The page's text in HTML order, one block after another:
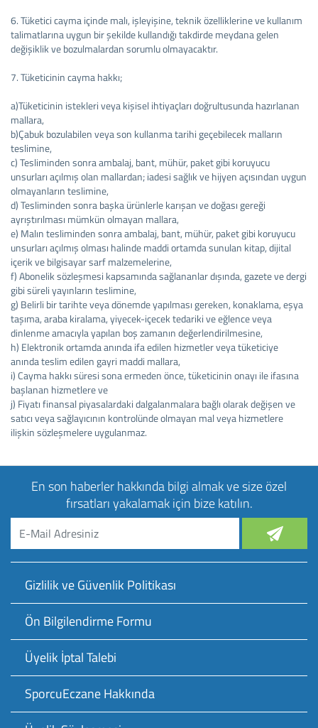
6. Tüketici cayma içinde malı, işleyişine, teknik özelliklerine ve kullanım
talimatlarına uygun bir şekilde kullandığı takdirde meydana gelen
değişiklik ve bozulmalardan sorumlu olmayacaktır.
7. Tüketicinin cayma hakkı;
a)Tüketicinin istekleri veya kişisel ihtiyaçları doğrultusunda hazırlanan
mallara,
b)Çabuk bozulabilen veya son kullanma tarihi geçebilecek malların
teslimine,
c) Tesliminden sonra ambalaj, bant, mühür, paket gibi koruyucu
unsurları açılmış olan mallardan; iadesi sağlık ve hijyen açısından uygun
olmayanların teslimine,
d) Tesliminden sonra başka ürünlerle karışan ve doğası gereği
ayrıştırılması mümkün olmayan mallara,
e) Malın tesliminden sonra ambalaj, bant, mühür, paket gibi koruyucu
unsurları açılmış olması halinde maddi ortamda sunulan kitap, dijital
içerik ve bilgisayar sarf malzemelerine,
f) Abonelik sözleşmesi kapsamında sağlananlar dışında, gazete ve dergi
gibi süreli yayınların teslimine,
g) Belirli bir tarihte veya dönemde yapılması gereken, konaklama, eşya
taşıma, araba kiralama, yiyecek-içecek tedariki ve eğlence veya
dinlenme amacıyla yapılan boş zamanın değerlendirilmesine,
h) Elektronik ortamda anında ifa edilen hizmetler veya tüketiciye
anında teslim edilen gayri maddi mallara,
i) Cayma hakkı süresi sona ermeden önce, tüketicinin onayı ile ifasına
başlanan hizmetlere ve
j) Fiyatı finansal piyasalardaki dalgalanmalara bağlı olarak değişen ve
satıcı veya sağlayıcının kontrolünde olmayan mal veya hizmetlere
ilişkin sözleşmelere uygulanmaz.
En son haberler hakkında bilgi almak ve size özel
fırsatları yakalamak için bize katılın.
Gizlilik ve Güvenlik Politikası
Ön Bilgilendirme Formu
Üyelik İptal Talebi
SporcuEczane Hakkında